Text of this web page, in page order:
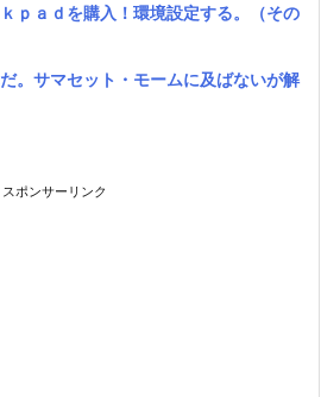
ｐａｄを購入！環境設定する。（その
。サマセット・モームに及ばないが解
スポンサーリンク